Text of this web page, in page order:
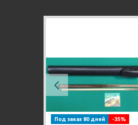
Previous
Под заказ 80 дней -35%